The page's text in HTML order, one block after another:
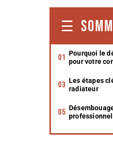
Pourquoi le
pour votre
Les étapes
radiateur